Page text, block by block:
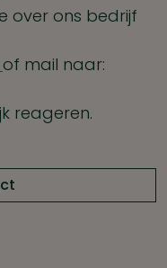
over ons bedrijf
of mail naar:
reageren.